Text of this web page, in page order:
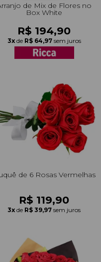
de Mix de Flores no
Box White
R$ 194,90
3x de R$ 64,97 sem juros
de 6 Rosas Vermelhas
R$ 119,90
3x de R$ 39,97 sem juros